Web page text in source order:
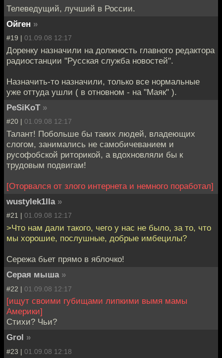
Телеведущий, лучший в России.
Ойген »
#19 | 01.09.08 12:17
Доренку назначили на должность главного редактора
радиостанции "Русская служба новостей".
Назначить-то назначили, только все нормальные
уже оттуда ушли ( в отновном - на "Маяк" ).
PeSiKoT »
#20 | 01.09.08 12:17
Талант! Побольше бы таких людей, владеющих
слогом, занимались не самобичеванием и
русофобской риторикой, а вдохновляли бы к
трудовым подвигам!
[Оторвался от злого интернета и немного поработал]
wustylek1lla »
#21 | 01.09.08 12:17
>Что нам дали такого, чего у нас не было, за то, что
мы хорошие, послушные, добрые имбецилы?
Сережа бьет прямо в яблочко!
Серая мыша »
#22 | 01.09.08 12:17
[ищут своими губищами липкими вымя мамы
Америки]
Стихи? Чьи?
Grol »
#23 | 01.09.08 12:18